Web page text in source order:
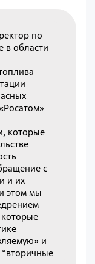
по
в области
которые
с
и их
этом мы
и